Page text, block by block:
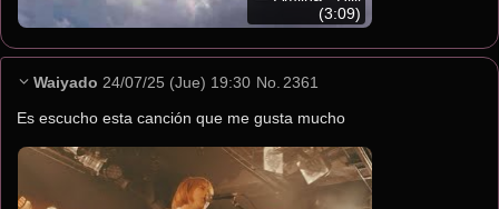
(3:09)
Waiyado 24/07/25 (Jue) 19:30 No. 2361
Es escucho esta canción que me gusta mucho